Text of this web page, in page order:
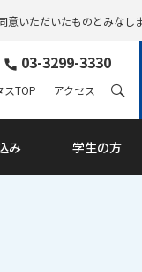
意いただいたものとみなしま
03-3299-3330
み 学生の方
スTOP アクセス